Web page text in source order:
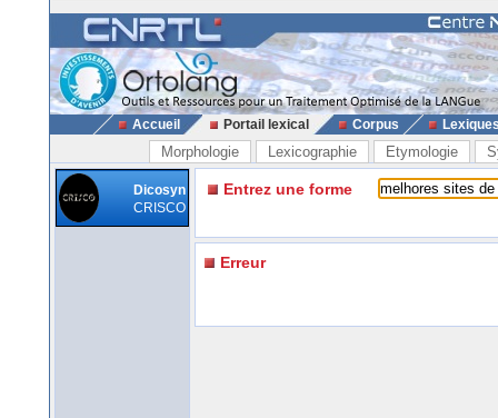
Accueil Portail lexical Corpus
Morphologie Lexicographie Etymologie
Dicosyn
CRISCO
Entrez une forme
Erreur